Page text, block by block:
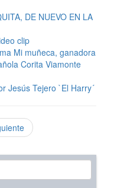
DE NUEVO EN LA
clip
Mi muñeca, ganadora
Corita Viamonte
Jesús Tejero `El Harry´